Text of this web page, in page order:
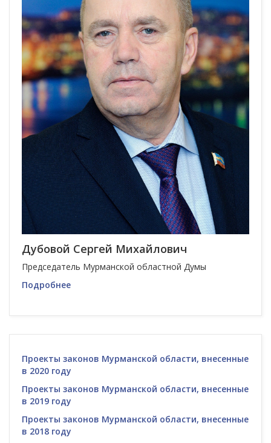
Дубовой Сергей Михайлович
Председатель Мурманской областной Думы
Подробнее
Проекты законов Мурманской области, внесенные
в 2020 году
Проекты законов Мурманской области, внесенные
в 2019 году
Проекты законов Мурманской области, внесенные
в 2018 году